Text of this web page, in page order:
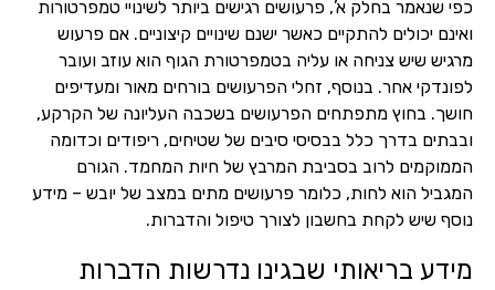
כפי שנאמר בחלק א’, פרעושים רגישים ביותר לשינויי טמפרטורות
ואינם יכולים להתקיים כאשר ישנם שינויים קיצוניים. אם פרעוש
מרגיש שיש צניחה או עליה בטמפרטורת הגוף הוא עוזב ועובר
לפונדקי אחר. בנוסף, זחלי הפרעושים בורחים מאור ומעדיפים
חושך. בחוץ מתפתחים הפרעושים בשכבה העליונה של הקרקע,
ובבתים בדרך כלל בבסיסי סיבים של שטיחים, ריפודים וכדומה
הממוקמים לרוב בסביבת המרבץ של חיות המחמד. הגורם
המגביל הוא לחות, כלומר פרעושים מתים במצב של יובש – מידע
נוסף שיש לקחת בחשבון לצורך טיפול והדברות.
מידע בריאותי שבגינו נדרשות הדברות